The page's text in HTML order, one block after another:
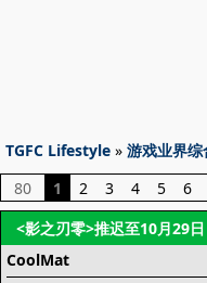
TGFC Lifestyle » 游戏业界
80
1 2 3 4 5 6
<影之刃零>推迟至10月29日
CoolMat